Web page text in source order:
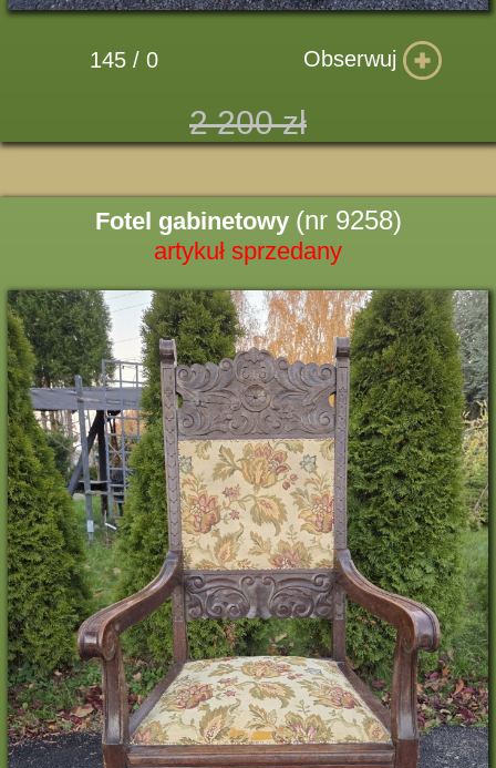
145 / 0 Obserwuj
2 200 zł
Fotel gabinetowy (nr 9258)
artykuł sprzedany